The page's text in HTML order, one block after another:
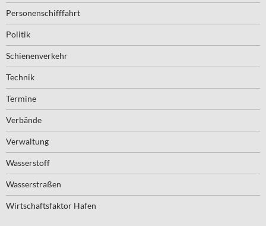
Personenschifffahrt
Politik
Schienenverkehr
Technik
Termine
Verbände
Verwaltung
Wasserstoff
Wasserstraßen
Wirtschaftsfaktor Hafen